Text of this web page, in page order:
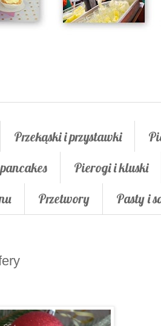
Przekąski i przystawki
Pierogi i kluski
Przetwory Pasty i